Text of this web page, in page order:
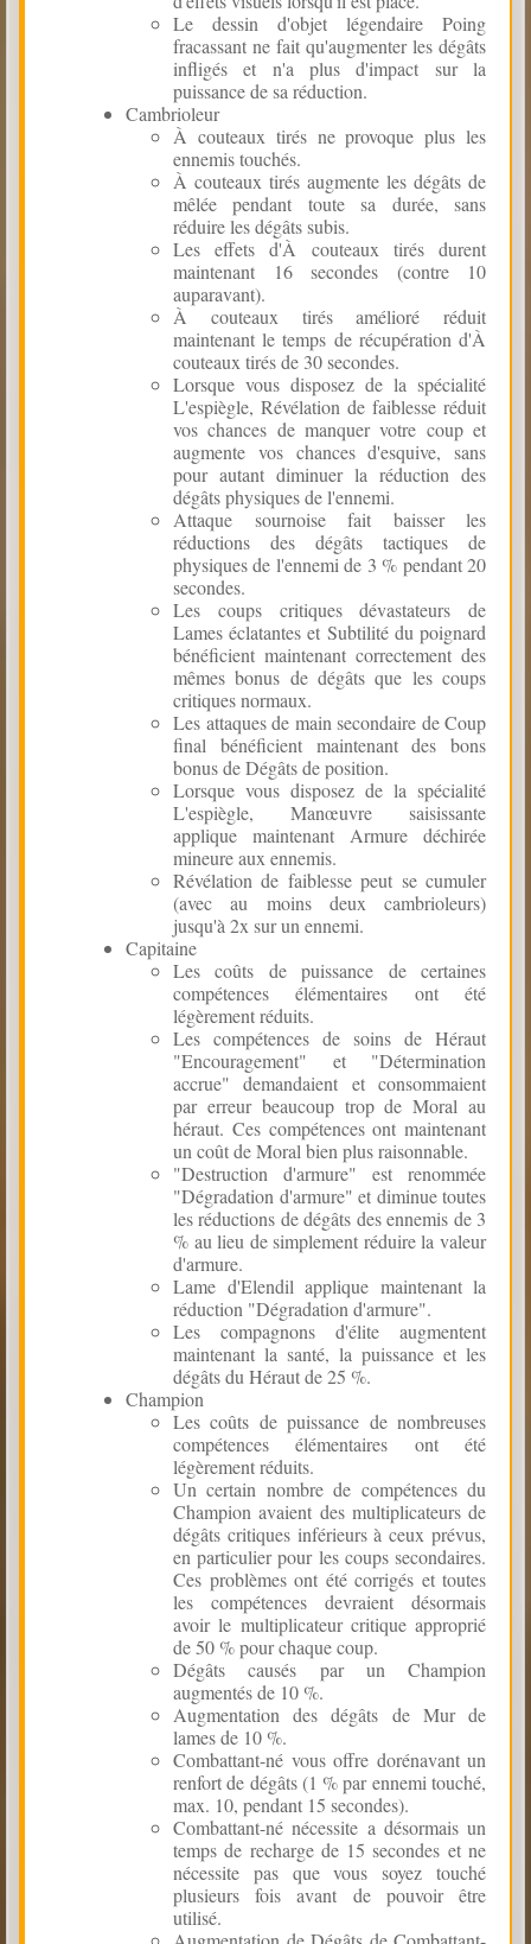
Le dessin d'objet légendaire Poing
fracassant ne fait qu'augmenter les dégâts
infligés et n'a plus d'impact sur la
puissance de sa réduction.
Cambrioleur
À couteaux tirés ne provoque plus les
ennemis touchés.
À couteaux tirés augmente les dégâts de
mêlée pendant toute sa durée, sans
réduire les dégâts subis.
Les effets d'À couteaux tirés durent
maintenant 16 secondes (contre 10
auparavant).
À couteaux tirés amélioré réduit
maintenant le temps de récupération d'À
couteaux tirés de 30 secondes.
Lorsque vous disposez de la spécialité
L'espiègle, Révélation de faiblesse réduit
vos chances de manquer votre coup et
augmente vos chances d'esquive, sans
pour autant diminuer la réduction des
dégâts physiques de l'ennemi.
Attaque sournoise fait baisser les
réductions des dégâts tactiques de
physiques de l'ennemi de 3 % pendant 20
secondes.
Les coups critiques dévastateurs de
Lames éclatantes et Subtilité du poignard
bénéficient maintenant correctement des
mêmes bonus de dégâts que les coups
critiques normaux.
Les attaques de main secondaire de Coup
final bénéficient maintenant des bons
bonus de Dégâts de position.
Lorsque vous disposez de la spécialité
L'espiègle, Manœuvre saisissante
applique maintenant Armure déchirée
mineure aux ennemis.
Révélation de faiblesse peut se cumuler
(avec au moins deux cambrioleurs)
jusqu'à 2x sur un ennemi.
Capitaine
Les coûts de puissance de certaines
compétences élémentaires ont été
légèrement réduits.
Les compétences de soins de Héraut
"Encouragement" et "Détermination
accrue" demandaient et consommaient
par erreur beaucoup trop de Moral au
héraut. Ces compétences ont maintenant
un coût de Moral bien plus raisonnable.
"Destruction d'armure" est renommée
"Dégradation d'armure" et diminue toutes
les réductions de dégâts des ennemis de 3
% au lieu de simplement réduire la valeur
d'armure.
Lame d'Elendil applique maintenant la
réduction "Dégradation d'armure".
Les compagnons d'élite augmentent
maintenant la santé, la puissance et les
dégâts du Héraut de 25 %.
Champion
Les coûts de puissance de nombreuses
compétences élémentaires ont été
légèrement réduits.
Un certain nombre de compétences du
Champion avaient des multiplicateurs de
dégâts critiques inférieurs à ceux prévus,
en particulier pour les coups secondaires.
Ces problèmes ont été corrigés et toutes
les compétences devraient désormais
avoir le multiplicateur critique approprié
de 50 % pour chaque coup.
Dégâts causés par un Champion
augmentés de 10 %.
Augmentation des dégâts de Mur de
lames de 10 %.
Combattant-né vous offre dorénavant un
renfort de dégâts (1 % par ennemi touché,
max. 10, pendant 15 secondes).
Combattant-né nécessite a désormais un
temps de recharge de 15 secondes et ne
nécessite pas que vous soyez touché
plusieurs fois avant de pouvoir être
utilisé.